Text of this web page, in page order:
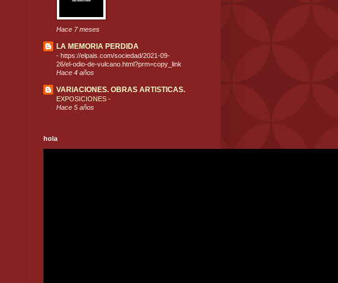
Hace 7 meses
LA MEMORIA PERDIDA
- https://elpais.com/sociedad/2021-09-
26/el-odio-de-vulcano.html?prm=copy_link
Hace 4 años
VARIACIONES. OBRAS ARTISTICAS.
EXPOSICIONES -
Hace 5 años
hola